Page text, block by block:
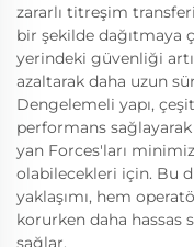
zararlı titreşim
bir şekilde dağıtmaya
yerindeki güvenliği
azaltarak daha uzun
Dengelemeli yapı,
performans
yan Forces'ları
olabilecekleri için. Bu
yaklaşımı, hem
korurken daha hassas
sağlar.